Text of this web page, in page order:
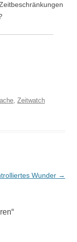
, Zeitwatch
Wunder →
“